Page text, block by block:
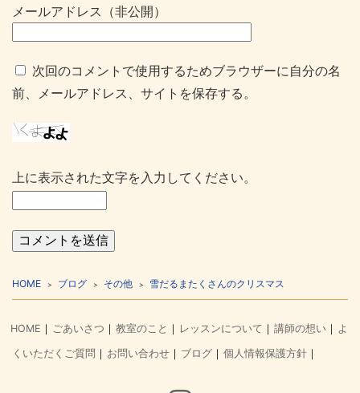
メールアドレス（非公開）
次回のコメントで使用するためブラウザーに自分の名
前、メールアドレス、サイトを保存する。
上に表示された文字を入力してください。
HOME ブログ その他 雪だるまたくさんのクリスマス
HOME ごあいさつ 教室のこと レッスンについて 講師の想い よ
くいただくご質問 お問い合わせ ブログ 個人情報保護方針